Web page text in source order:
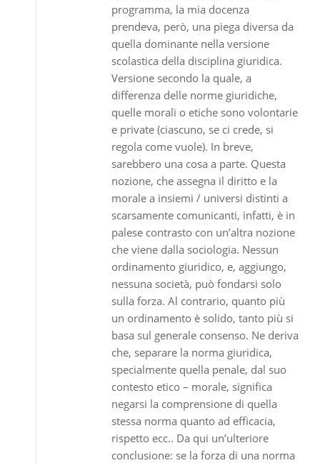
programma, la mia docenza
prendeva, però, una piega diversa da
quella dominante nella versione
scolastica della disciplina giuridica.
Versione secondo la quale, a
differenza delle norme giuridiche,
quelle morali o etiche sono volontarie
e private (ciascuno, se ci crede, si
regola come vuole). In breve,
sarebbero una cosa a parte. Questa
nozione, che assegna il diritto e la
morale a insiemi / universi distinti a
scarsamente comunicanti, infatti, è in
palese contrasto con un’altra nozione
che viene dalla sociologia. Nessun
ordinamento giuridico, e, aggiungo,
nessuna società, può fondarsi solo
sulla forza. Al contrario, quanto più
un ordinamento è solido, tanto più si
basa sul generale consenso. Ne deriva
che, separare la norma giuridica,
specialmente quella penale, dal suo
contesto etico – morale, significa
negarsi la comprensione di quella
stessa norma quanto ad efficacia,
rispetto ecc.. Da qui un’ulteriore
conclusione: se la forza di una norma